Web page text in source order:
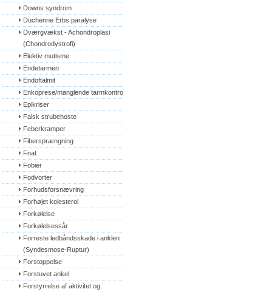
Downs syndrom
Duchenne Erbs paralyse
Dværgvækst - Achondroplasi
(Chondrodystrofi)
Elektiv mutisme
Endetarmen
Endoftalmit
Enkoprese/manglende tarmkontrol
Epikriser
Falsk strubehoste
Feberkramper
Fibersprængning
Fnat
Fobier
Fodvorter
Forhudsforsnævring
Forhøjet kolesterol
Forkølelse
Forkølelsessår
Forreste ledbåndsskade i anklen
(Syndesmose-Ruptur)
Forstoppelse
Forstuvet ankel
Forstyrrelse af aktivitet og